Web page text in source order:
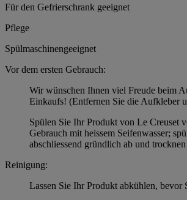
Für den Gefrierschrank geeignet
Pflege
Spülmaschinengeeignet
Vor dem ersten Gebrauch:
Wir wünschen Ihnen viel Freude beim
Einkaufs! (Entfernen Sie die Aufkleber
Spülen Sie Ihr Produkt von Le Creuset
Gebrauch mit heissem Seifenwasser;
abschliessend gründlich ab und trocknen
Reinigung:
Lassen Sie Ihr Produkt abkühlen, bevor